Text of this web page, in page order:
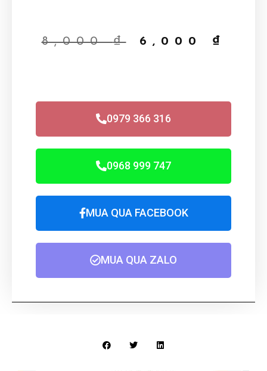
8,000₫ 6,000 ₫
0979 366 316
0968 999 747
MUA QUA FACEBOOK
MUA QUA ZALO